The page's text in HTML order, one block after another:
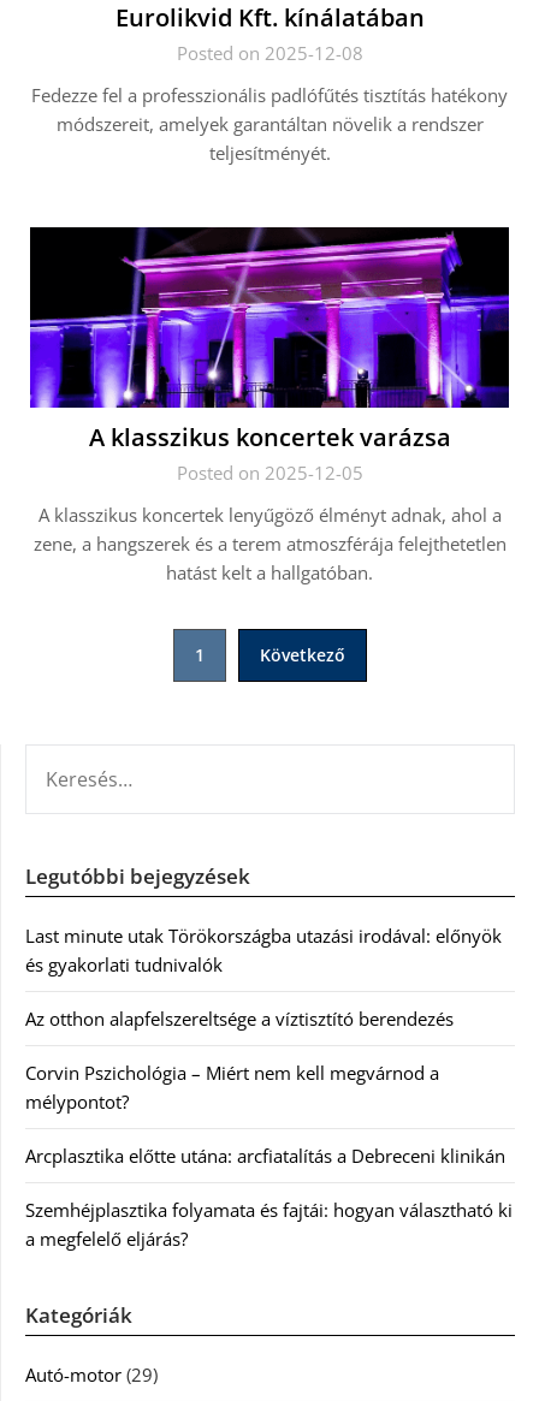
Eurolikvid Kft. kínálatában
Posted on 2025-12-08
Fedezze fel a professzionális padlófűtés tisztítás hatékony
módszereit, amelyek garantáltan növelik a rendszer
teljesítményét.
A klasszikus koncertek varázsa
Posted on 2025-12-05
A klasszikus koncertek lenyűgöző élményt adnak, ahol a
zene, a hangszerek és a terem atmoszférája felejthetetlen
hatást kelt a hallgatóban.
1 Következő
Legutóbbi bejegyzések
Last minute utak Törökországba utazási irodával: előnyök
és gyakorlati tudnivalók
Az otthon alapfelszereltsége a víztisztító berendezés
Corvin Pszichológia – Miért nem kell megvárnod a
mélypontot?
Arcplasztika előtte utána: arcfiatalítás a Debreceni klinikán
Szemhéjplasztika folyamata és fajtái: hogyan választható ki
a megfelelő eljárás?
Kategóriák
Autó-motor (29)